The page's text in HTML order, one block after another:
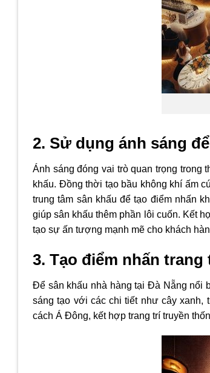
2. Sử dụng ánh sáng
Ánh sáng đóng vai trò quan trọng trong
khấu. Đồng thời tạo bầu không khí ấm
trung tâm sân khấu để tạo điểm nhấn
giúp sân khấu thêm phần lôi cuốn. Kết
tạo sự ấn tượng mạnh mẽ cho khách
3. Tạo điểm nhấn
Để sân khấu nhà hàng tại Đà Nẵng nổi
sáng tạo với các chi tiết như cây xanh,
cách Á Đông, kết hợp trang trí truyền